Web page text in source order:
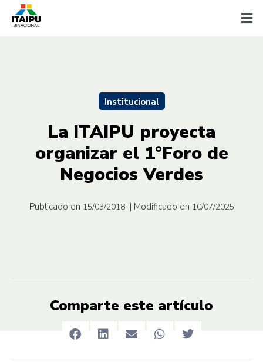
Institucional
La ITAIPU proyecta
organizar el 1°Foro de
Negocios Verdes
Publicado en 15/03/2018 | Modificado en 10/07/2025
Comparte este artículo